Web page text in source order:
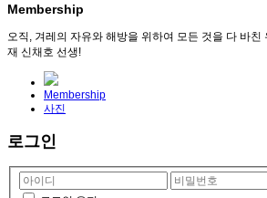
Membership
오직, 겨레의 자유와 해방을 위하여 모든 것을 다 바친
재 신채호 선생!
Membership
사진
로그인